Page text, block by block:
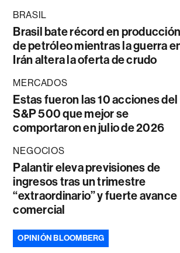
BRASIL
Brasil bate récord en producción
de petróleo mientras la guerra
Irán altera la oferta de crudo
MERCADOS
Estas fueron las 10 acciones del
S&P 500 que mejor se
comportaron en julio de 2026
NEGOCIOS
Palantir eleva previsiones de
ingresos tras un trimestre
“extraordinario” y fuerte avance
comercial
OPINIÓN BLOOMBERG